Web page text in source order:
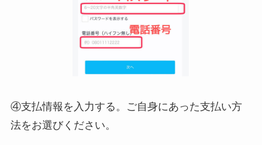
④支払情報を入力する。ご自身にあった支払い方
法をお選びください。